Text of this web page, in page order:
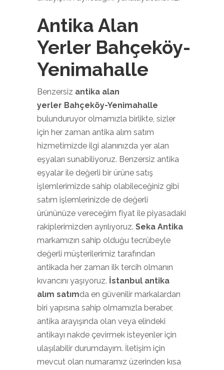
Antika Alan
Yerler Bahçeköy-
Yenimahalle
Benzersiz antika alan
yerler Bahçeköy-Yenimahalle
bulunduruyor olmamızla birlikte, sizler
için her zaman antika alım satım
hizmetimizde ilgi alanınızda yer alan
eşyaları sunabiliyoruz. Benzersiz antika
eşyalar ile değerli bir ürüne satış
işlemlerimizde sahip olabileceğiniz gibi
satım işlemlerinizde de değerli
ürününüze vereceğim fiyat ile piyasadaki
rakiplerimizden ayrılıyoruz. Seka Antika
markamızın sahip olduğu tecrübeyle
değerli müşterilerimiz tarafından
antikada her zaman ilk tercih olmanın
kıvancını yaşıyoruz. İstanbul antika
alım satımda en güvenilir markalardan
biri yapısına sahip olmamızla beraber,
antika arayışında olan veya elindeki
antikayı nakde çevirmek isteyenler için
ulaşılabilir durumdayım. İletişim için
mevcut olan numaramız üzerinden kısa